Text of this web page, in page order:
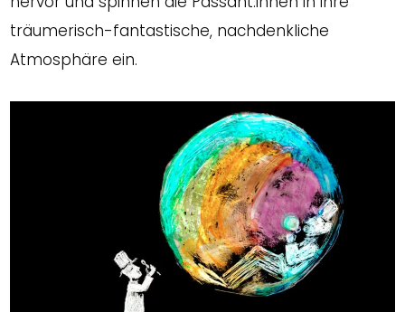
träumerisch-fantastische, nachdenkliche
Atmosphäre ein.